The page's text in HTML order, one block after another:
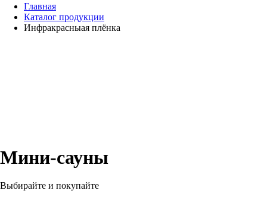
Главная
Каталог продукции
Инфракрасныая плёнка
Мини-сауны
Выбирайте и покупайте